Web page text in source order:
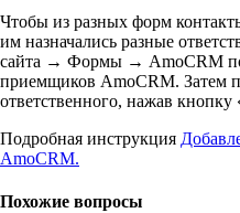
Чтобы из разных форм
им назначались разные
сайта → Формы → AmoCRM
приемщиков AmoCRM. Затем
ответственного, нажав
Подробная инструкция
AmoCRM.
Похожие вопросы